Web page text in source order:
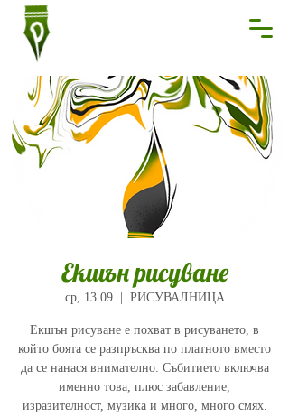
Екшън рисуване
ср, 13.09
  |
РИСУВАЛНИЦА
Екшън рисуване е похват в рисуването, в
който боята се разпръсква по платното вместо
да се нанася внимателно. Събитието включва
именно това, плюс забавление,
изразителност, музика и много, много смях.